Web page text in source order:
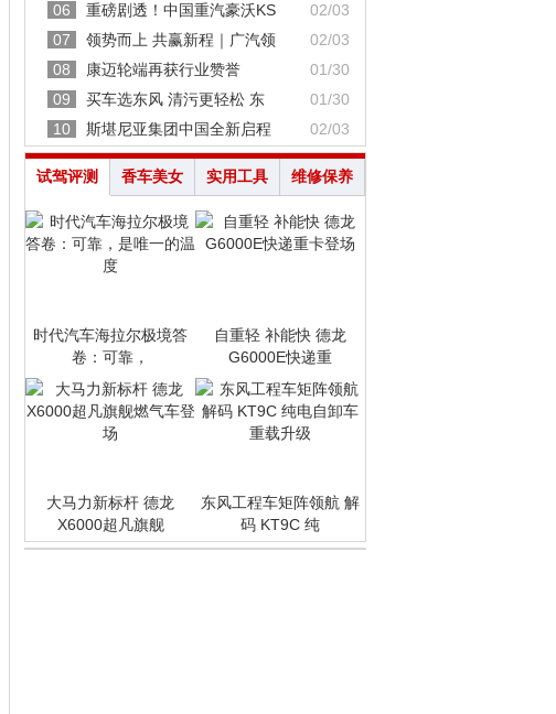
06
重磅剧透！中国重汽豪沃KS
02/03
07
领势而上 共赢新程｜广汽领
02/03
08
康迈轮端再获行业赞誉
01/30
09
买车选东风 清污更轻松 东
01/30
10
斯堪尼亚集团中国全新启程 02/03
试驾评测 香车美女 实用工具 维修保养
时代汽车海拉尔极境答
卷：可靠，
自重轻 补能快 德龙
G6000E快递重
大马力新标杆 德龙
X6000超凡旗舰
东风工程车矩阵领航 解
码 KT9C 纯